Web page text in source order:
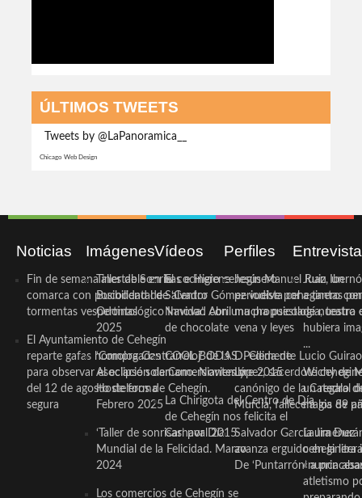
ÚLTIMOS TWEETS
Tweets by @LaPanoramica__
Chicago Web Design
Noticias
Fin de semana inestable en la
comarca con posibilidad de
tormentas vespertinas
El Ayuntamiento de Cehegín
reparte gafas homologadas
para observar el eclipse solar
del 12 de agosto de forma
segura
Imágenes
Taller de Sonrisas e Higiene
Bucodental de ‘Centro
Odontológico Innova’. Abril
2025
‘Compra Contrarreloj’ de la
Asociación de Comerciantes y
Hosteleros de Cehegín.
Febrero 2025
‘Taller de sonrisas’ por Día
Mundial de la Felicidad. Marzo
2024
Los comercios de Cehegín se
Vídeos
El cocinero ceheginero
Salvador Gómez vuelve por
Navidad con una propuesta
de chocolate
COOL BODAS. Pedida de
mano. Noviembre 2015
La Chirigota del Centro de Día
de Cehegín nos felicita el
Carnaval 2015
Perfiles
Jesús Manuel Ruiz, un
periodista ceheginero con
mucha psicología, teatro
vena y leyes
D. Clemente Lucio Guirao
López, sacerdote
canónigo de la Catedral
Murcia, fallece a los 89
Salvador García Jiménez
avanza erguido en la
De ‘Puntarrón’ a
Juan
a tantas
de nuestra
hubiera
...
Wichy de
un regalo
magia de
Laura
ceheginera
«nunca
atletismo